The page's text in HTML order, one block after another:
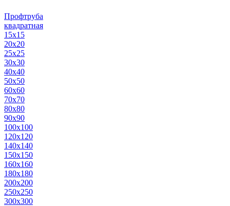
Профтруба
квадратная
15х15
20х20
25х25
30х30
40х40
50х50
60х60
70х70
80х80
90х90
100х100
120х120
140х140
150х150
160х160
180х180
200х200
250х250
300х300